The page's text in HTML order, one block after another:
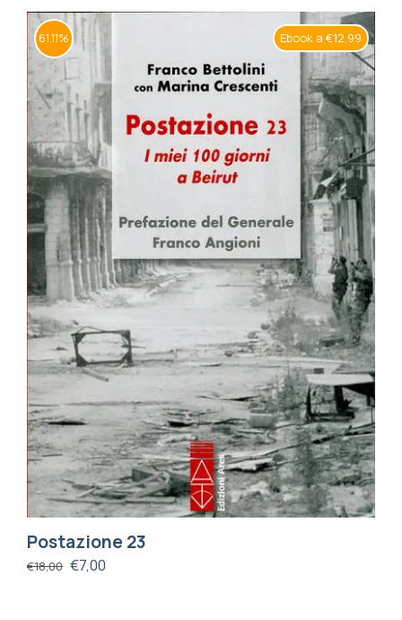
BIOGRAFIE
ATTUALITÀ
Ebook a €12,99
61.11%
Postazione 23
€18,00 €7,00